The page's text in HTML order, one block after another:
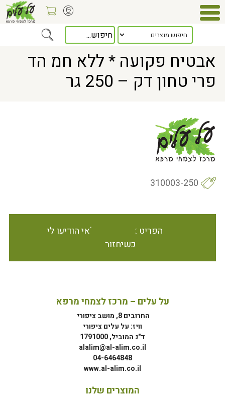
> אבטיח פקועה * ללא חמ הד פרי טחון דק – 250 גר
אבטיח פקועה * ללא חמ הד
פרי טחון דק – 250 גר
310003-250
הפריט אינו זמין במלאי הודיעו לי
כשיחזור
על עלים – מרכז לצמחי מרפא
החרובים 8, מושב ציפורי
וויז: על עלים ציפורי
ד"נ המוביל, 1791000
alalim@al-alim.co.il
04-6464848
www.al-alim.co.il
המוצרים שלנו